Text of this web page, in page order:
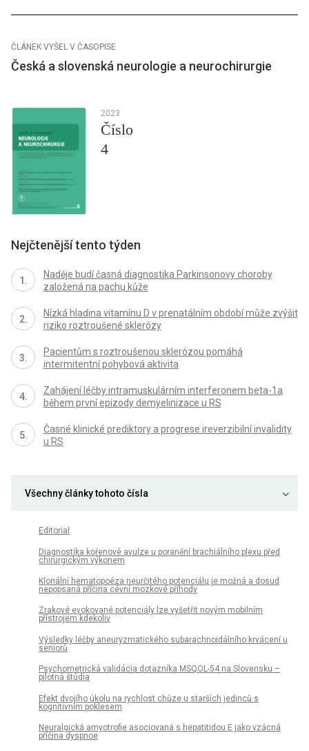
ČLÁNEK VYŠEL V ČASOPISE
Česká a slovenská neurologie a neurochirurgie
2023
Číslo
4
Nejčtenější tento týden
Naděje budí časná diagnostika Parkinsonovy choroby
založená na pachu kůže
Nízká hladina vitamínu D v prenatálním období může zvýšit
riziko roztroušené sklerózy
Pacientům s roztroušenou sklerózou pomáhá
intermitentní pohybová aktivita
Zahájení léčby intramuskulárním interferonem beta-1a
během první epizody demyelinizace u RS
Časné klinické prediktory a progrese ireverzibilní invalidity
u RS
Všechny články tohoto čísla
Editorial
Diagnostika kořenové avulze u poranění brachiálního plexu před
chirurgickým výkonem
Klonální hematopoéza neurčitého potenciálu je možná a dosud
nepopsaná příčina cévní mozkové příhody
Zrakové evokované potenciály lze vyšetřit novým mobilním
přístrojem kdekoliv
Výsledky léčby aneuryzmatického subarachnoidálního krvácení u
seniorů
Psychometrická validácia dotazníka MSQOL-54 na Slovensku –
pilotná štúdia
Efekt dvojího úkolu na rychlost chůze u starších jedinců s
kognitivním poklesem
Neuralgická amyotrofie asociovaná s hepatitidou E jako vzácná
příčina dyspnoe